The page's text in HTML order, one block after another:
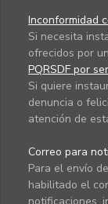
Inconformidad
Si necesita
ofrecidos por
PQRSDF por
Si quiere
denuncia o
atención de
Correo para
Para el envío
habilitado el